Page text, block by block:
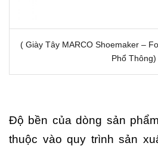
( Giày Tây MARCO Shoemaker –
Phổ Thông)
Độ bền của dòng sản
thuộc vào quy trình sản